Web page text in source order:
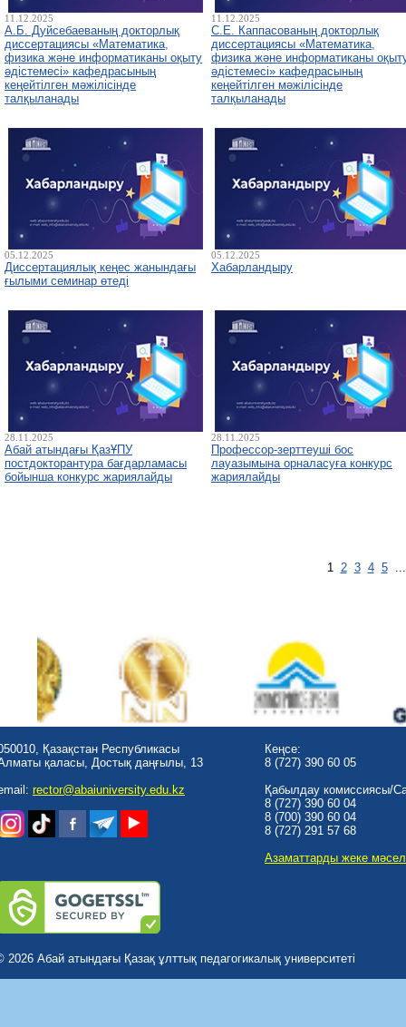
11.12.2025
А.Б. Дуйсебаеваның докторлық
диссертациясы «Математика,
физика және информатиканы оқыту
әдістемесі» кафедрасының
кеңейтілген мәжілісінде
талқыланады
11.12.2025
С.Е. Каппасованың докторлық
диссертациясы «Математика,
физика және информатиканы
әдістемесі» кафедрасының
кеңейтілген мәжілісінде
талқыланады
05.12.2025
Диссертациялық кеңес жанындағы
ғылыми семинар өтеді
05.12.2025
Хабарландыру
28.11.2025
Абай атындағы ҚазҰПУ
постдокторантура бағдарламасы
бойынша конкурс жариялайды
28.11.2025
Профессор-зерттеуші бос
лауазымына орналасуға конкурс
жариялайды
1 2 3 4 5
Қазақстан Республикасы
қаласы, Достық даңғылы, 13
rector@abaiuniversity.edu.kz
Кеңсе:
8 (727) 390 60 05
Қабылдау комиссиясы/
8 (727) 390 60 04
8 (700) 390 60 04
8 (727) 291 57 68
Азаматтарды жеке
2026 Абай атындағы Қазақ ұлттық педагогикалық университеті